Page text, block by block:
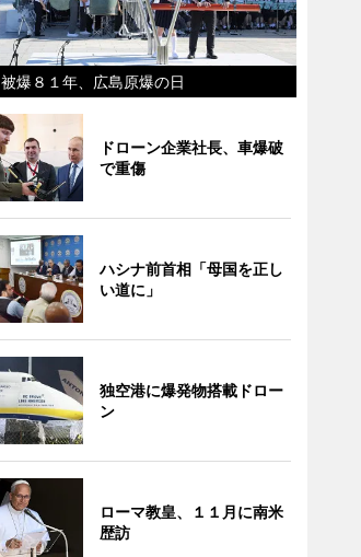
被爆８１年、広島原爆の日
ドローン企業社長、車爆破
で重傷
ハシナ前首相「母国を正し
い道に」
独空港に爆発物搭載ドロー
ン
ローマ教皇、１１月に南米
歴訪